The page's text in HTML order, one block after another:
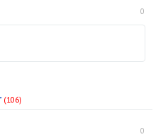
0
(106)
0